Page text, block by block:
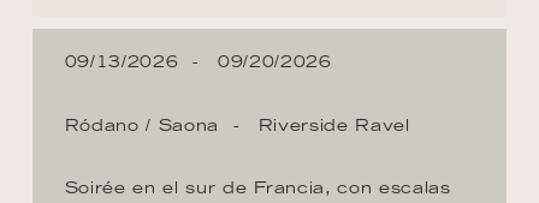
09/13/2026 09/20/2026
Ródano / Saona Riverside Ravel
Soirée en el sur de Francia, con escalas